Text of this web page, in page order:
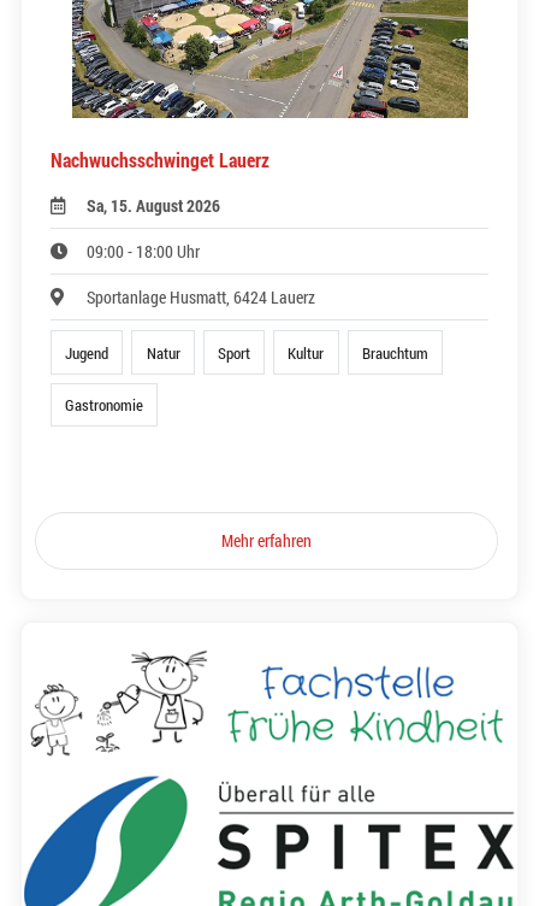
Nachwuchsschwinget Lauerz
Sa, 15. August 2026
09:00 - 18:00 Uhr
Sportanlage Husmatt, 6424 Lauerz
Jugend Natur Sport Kultur Brauchtum
Gastronomie
Mehr erfahren